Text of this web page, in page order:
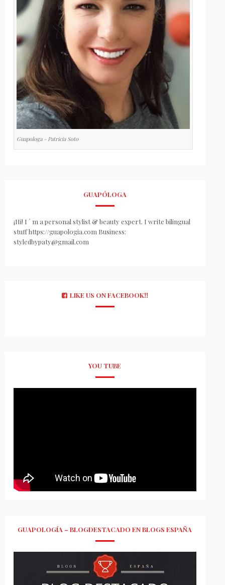
Guapologa - Patricia Soto
GUAPÓLOGA
¡Hi! I ´ m a personal stylist & beauty expert. I write bilingual
stuff https://guapologia.com Business:
styledbypaty@gmail.com
LIKE US ON FACEBOOK!!
YOU TUBE
GUAPOLOGÍA – BLOGDESTACADO EN BLOGS ESPAÑA